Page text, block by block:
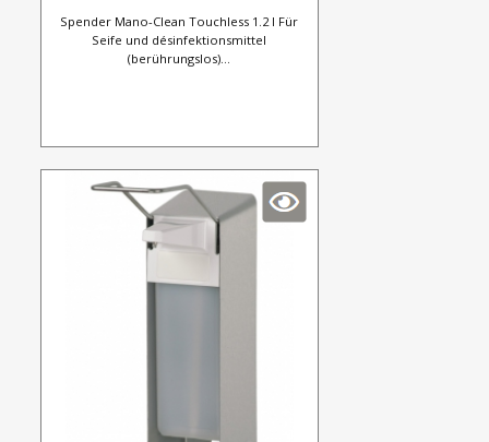
Spender Mano-Clean Touchless 1.2 l Für
Seife und désinfektionsmittel
(berührungslos)...